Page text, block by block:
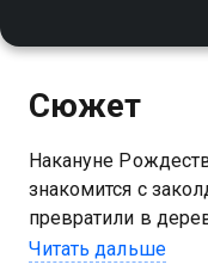
Сюжет
Накануне
знакомится с
превратили в
помогает ему
Читать дальше